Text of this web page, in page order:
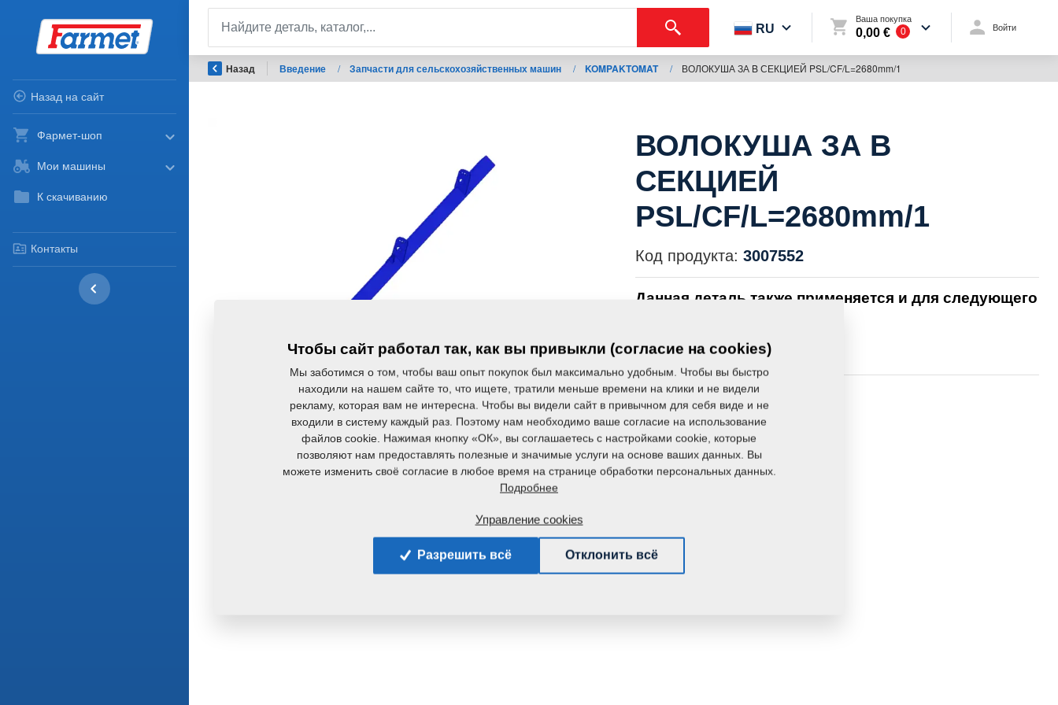
Назад на сайт
Фармет-шоп
Мои машины
К скачиванию
Контакты
RU
Ваша покупка
0,00 € 0 Войти
Назад Введение / Запчасти для сельскохозяйственных машин / KOMPAKTOMAT / ВОЛОКУША ЗА B СЕКЦИЕЙ PSL/CF/L=2680mm/1
ВОЛОКУША ЗА B
СЕКЦИЕЙ
PSL/CF/L=2680mm/1
Код продукта: 3007552
Данная деталь также применяется и для следующего
KOMPAKTOMAT
Вес:
Чтобы сайт работал так, как вы привыкли (согласие на cookies)
Мы заботимся о том, чтобы ваш опыт покупок был максимально удобным. Чтобы вы быстро
находили на нашем сайте то, что ищете, тратили меньше времени на клики и не видели
рекламу, которая вам не интересна. Чтобы вы видели сайт в привычном для себя виде и не
входили в систему каждый раз. Поэтому нам необходимо ваше согласие на использование
файлов cookie. Нажимая кнопку «ОК», вы соглашаетесь с настройками cookie, которые
позволяют нам предоставлять полезные и значимые услуги на основе ваших данных. Вы
можете изменить своё согласие в любое время на странице обработки персональных данных.
Подробнее
Управление cookies
Разрешить всё Отклонить всё